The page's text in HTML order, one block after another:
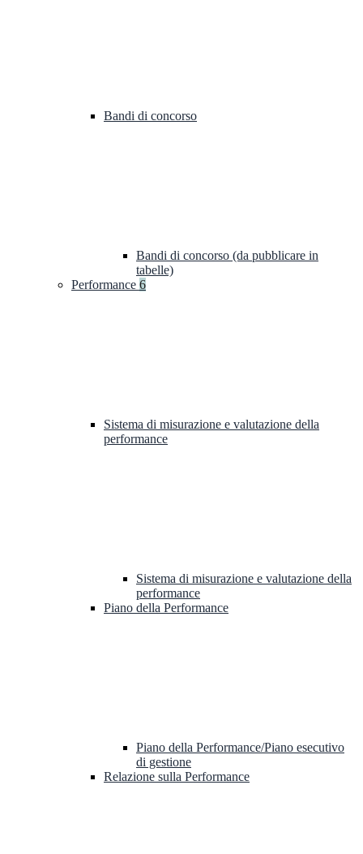
Bandi di concorso
Bandi di concorso (da pubblicare in
tabelle)
Performance 6
Sistema di misurazione e valutazione della
performance
Sistema di misurazione e valutazione della
performance
Piano della Performance
Piano della Performance/Piano esecutivo
di gestione
Relazione sulla Performance